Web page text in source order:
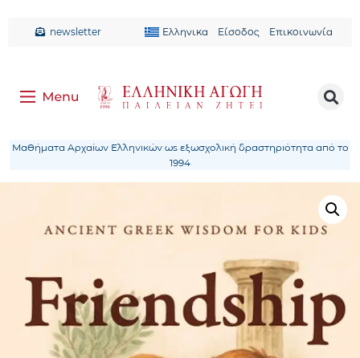
newsletter Ελληνικα Είσοδος Επικοινωνία
Μαθήματα Αρχαίων Ελληνικών ως εξωσχολική δραστηριότητα από το
1994